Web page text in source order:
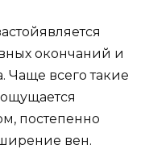
окончаний и
Чаще всего такие
ощущается
постепенно
вен.